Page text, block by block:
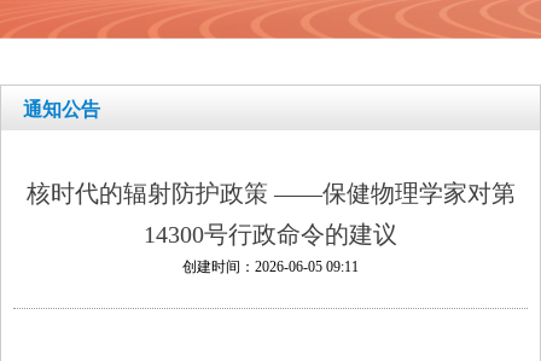
通知公告
核时代的辐射防护政策 ——保健物理学家对第
14300号行政命令的建议
创建时间： 2026-06-05 09:11